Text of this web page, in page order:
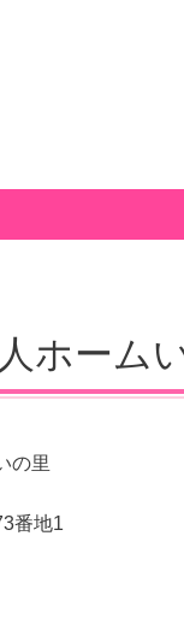
ホーム
の里
地1